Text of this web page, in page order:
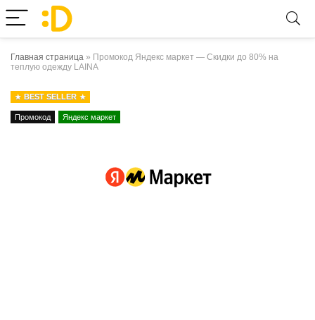
Главная страница » Промокод Яндекс маркет — Скидки до 80% на
теплую одежду LAINA
BEST SELLER
Промокод Яндекс маркет